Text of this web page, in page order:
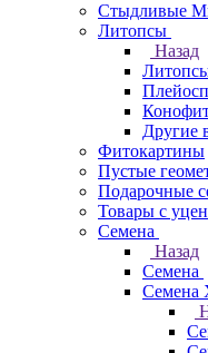
Стыдливые
Литопсы
Назад
Другие
Фитокартины
Пустые
Подарочные
Товары с
Семена
Назад
Семена
Семена